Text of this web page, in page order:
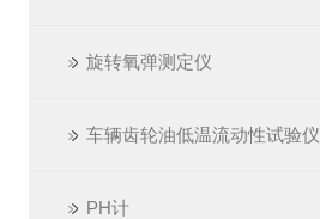
旋转氧弹测定仪
车辆齿轮油低温流动性试验仪
PH计